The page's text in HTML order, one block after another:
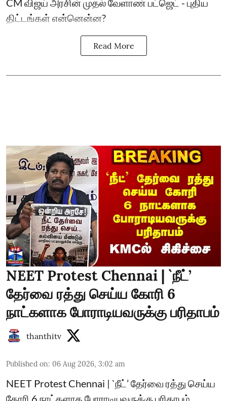
திட்டங்கள் என்னென்ன?
Read More
NEET Protest Chennai | `நீட்’
தேர்வை ரத்து செய்ய கோரி 6
நாட்களாக போராடியவருக்கு பரிதாபம்
thanthitv
Published on: 06 Aug 2026, 3:02 am
NEET Protest Chennai | `நீட்’ தேர்வை ரத்து செய்ய
கோரி 6 நாட்களாக போராடியவருக்கு பரிதாபம்